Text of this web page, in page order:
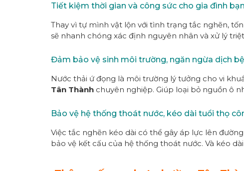
Tiết kiệm thời gian và công sức cho gia đình bạn
Thay vì tự mình vật lộn với tình trạng tắc nghẽn,
sẽ nhanh chóng xác định nguyên nhân và xử lý
Đảm bảo vệ sinh môi trường, ngăn ngừa dịch
Nước thải ứ đọng là môi trường lý tưởng cho vi
Tân Thành chuyên nghiệp. Giúp loại bỏ nguồn ô
Bảo vệ hệ thống thoát nước, kéo dài tuổi thọ
Việc tắc nghẽn kéo dài có thể gây áp lực lên
bảo vệ kết cấu của hệ thống thoát nước. Và kéo